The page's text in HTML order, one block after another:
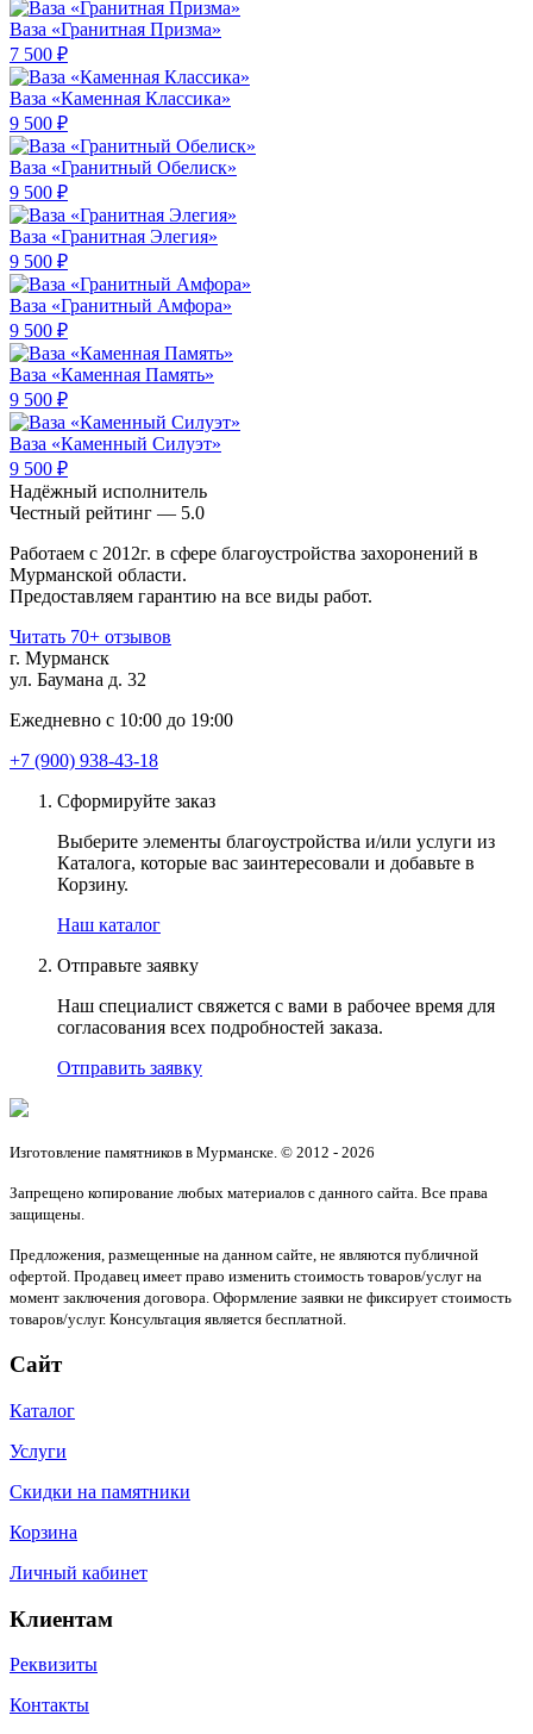
Ваза «Гранитная Призма»
7 500 ₽
Ваза «Каменная Классика»
9 500 ₽
Ваза «Гранитный Обелиск»
9 500 ₽
Ваза «Гранитная Элегия»
9 500 ₽
Ваза «Гранитный Амфора»
9 500 ₽
Ваза «Каменная Память»
9 500 ₽
Ваза «Каменный Силуэт»
9 500 ₽
Надёжный исполнитель
Чеcтный рейтинг — 5.0
Работаем с 2012г. в сфере благоустройства захоронений в
Мурманской области.
Предоставляем гарантию на все виды работ.
Читать 70+ отзывов
г. Мурманск
ул. Баумана д. 32
Ежедневно с 10:00 до 19:00
+7 (900) 938-43-18
Сформируйте заказ
Выберите элементы благоустройства и/или услуги из
Каталога, которые вас заинтересовали и добавьте в
Корзину.
Наш каталог
Отправьте заявку
Наш специалист свяжется с вами в рабочее время для
согласования всех подробностей заказа.
Отправить заявку
Изготовление памятников в Мурманске. © 2012 - 2026
Запрещено копирование любых материалов с данного сайта. Все права
защищены.
Предложения, размещенные на данном сайте, не являются публичной
офертой. Продавец имеет право изменить стоимость товаров/услуг на
момент заключения договора. Оформление заявки не фиксирует стоимость
товаров/услуг. Консультация является бесплатной.
Сайт
Каталог
Услуги
Скидки на памятники
Корзина
Личный кабинет
Клиентам
Реквизиты
Контакты